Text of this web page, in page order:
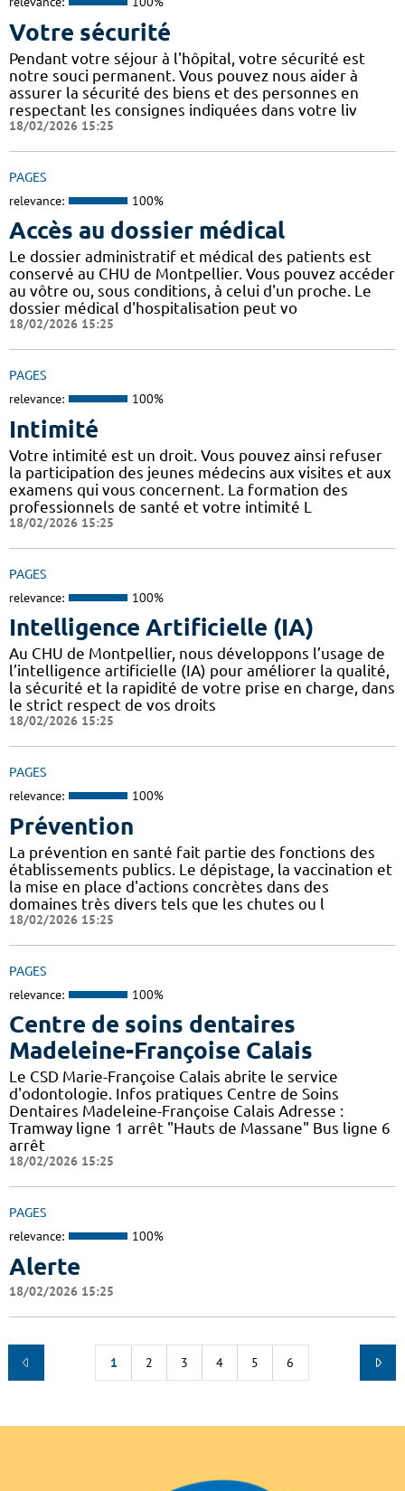
Votre sécurité
Pendant votre séjour à l'hôpital, votre sécurité est
notre souci permanent. Vous pouvez nous aider à
assurer la sécurité des biens et des personnes en
respectant les consignes indiquées dans votre liv
18/02/2026 15:25
PAGES
relevance: 100%
Accès au dossier médical
Le dossier administratif et médical des patients est
conservé au CHU de Montpellier. Vous pouvez accéder
au vôtre ou, sous conditions, à celui d'un proche. Le
dossier médical d'hospitalisation peut vo
18/02/2026 15:25
PAGES
relevance: 100%
Intimité
Votre intimité est un droit. Vous pouvez ainsi refuser
la participation des jeunes médecins aux visites et aux
examens qui vous concernent. La formation des
professionnels de santé et votre intimité L
18/02/2026 15:25
PAGES
relevance: 100%
Intelligence Artificielle (IA)
Au CHU de Montpellier, nous développons l’usage de
l’intelligence artificielle (IA) pour améliorer la qualité,
la sécurité et la rapidité de votre prise en charge, dans
le strict respect de vos droits
18/02/2026 15:25
PAGES
relevance: 100%
Prévention
La prévention en santé fait partie des fonctions des
établissements publics. Le dépistage, la vaccination et
la mise en place d'actions concrètes dans des
domaines très divers tels que les chutes ou l
18/02/2026 15:25
PAGES
relevance: 100%
Centre de soins dentaires
Madeleine-Françoise Calais
Le CSD Marie-Françoise Calais abrite le service
d'odontologie. Infos pratiques Centre de Soins
Dentaires Madeleine-Françoise Calais Adresse :
Tramway ligne 1 arrêt "Hauts de Massane" Bus ligne 6
arrêt
18/02/2026 15:25
PAGES
relevance: 100%
Alerte
18/02/2026 15:25
1 2 3 4 5 6